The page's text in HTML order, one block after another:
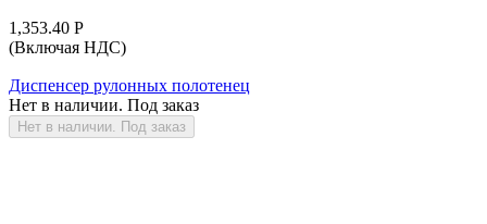
1,353.40 Р
(Включая НДС)
Диспенсер рулонных полотенец
Нет в наличии. Под заказ
Нет в наличии. Под заказ